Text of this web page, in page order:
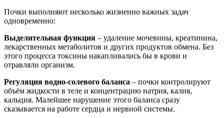
Почки выполняют несколько жизненно важных задач
одновременно:
Выделительная функция – удаление мочевины, креатинина,
лекарственных метаболитов и других продуктов обмена. Без
этого процесса токсины накапливались бы в крови и
отравляли организм.
Регуляция водно-солевого баланса – почки контролируют
объём жидкости в теле и концентрацию натрия, калия,
кальция. Малейшее нарушение этого баланса сразу
сказывается на работе сердца и нервной системы.